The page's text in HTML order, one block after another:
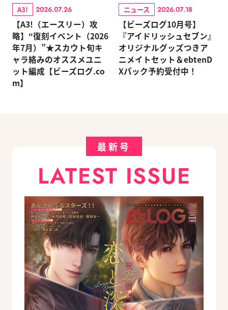
A3! 2026.07.26
【A3!（エースリー）攻
略】“復刻イベント（2026
年7月）”★スカウト旬キ
ャラ絡みのオススメユニ
ット編成【ビーズログ.co
m】
ニュース 2026.07.18
【ビーズログ10月号】
『アイドリッシュセブン』
オリジナルグッズつきア
ニメイトセット＆ebtenD
Xパック予約受付中！
最新号
LATEST ISSUE